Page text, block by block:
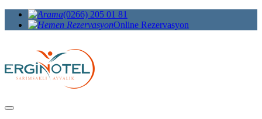
(0266) 205 01 81
Online Rezervasyon